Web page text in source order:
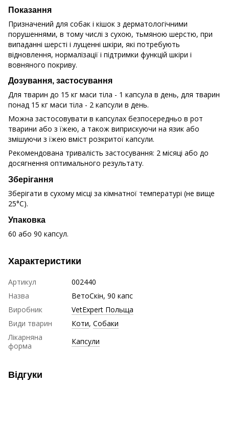
Показання
Призначений для собак і кішок з дерматологічними
порушеннями, в тому числі з сухою, тьмяною шерстю, при
випаданні шерсті і лущенні шкіри, які потребують
відновлення, нормалізації і підтримки функцій шкіри і
вовняного покриву.
Дозування, застосування
Для тварин до 15 кг маси тіла - 1 капсула в день, для тварин
понад 15 кг маси тіла - 2 капсули в день.
Можна застосовувати в капсулах безпосередньо в рот
тварини або з їжею, а також виприскуючи на язик або
змішуючи з їжею вміст розкритої капсули.
Рекомендована тривалість застосування: 2 місяці або до
досягнення оптимального результату.
Зберігання
Зберігати в сухому місці за кімнатної температурі (не вище
25°C).
Упаковка
60 або 90 капсул.
Характеристики
Артикул
002440
Назва
ВетоСкін, 90 капс
Виробник
VetExpert Польща
Види тварин
Коти, Собаки
Лікарняна
форма
Капсули
Відгуки